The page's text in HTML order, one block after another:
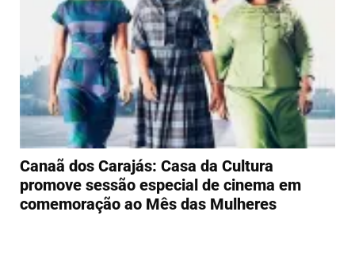
Canaã dos Carajás: Casa da Cultura
promove sessão especial de cinema em
comemoração ao Mês das Mulheres